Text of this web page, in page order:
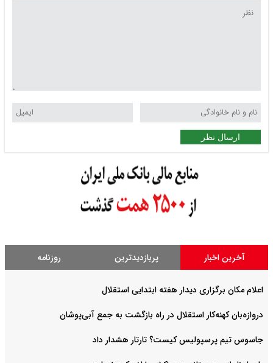
ارسال نظر
آخرین اخبار پربازدیدترین روزنامه
اعلام مکان برگزاری دیدار هفته ابتدایی استقلال
دروازه‌بان کهنه‌کار استقلال در راه بازگشت به جمع آبی‌پوشان
جاسوس تیم پرسپولیس کیست؟ تارتار هشدار داد